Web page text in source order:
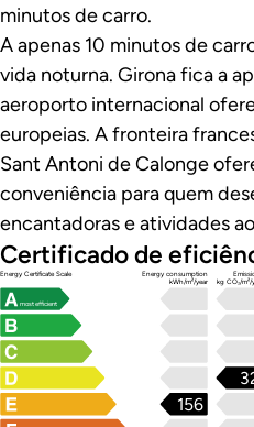
minutos de carro.
A apenas 10 minutos de
vida noturna. Girona fica a
aeroporto internacional
europeias. A fronteira
Sant Antoni de Calonge
conveniência para quem
encantadoras e atividades
Certificado de
Energy Certificate Scale
Energy consumption
kWh/m²/year
kg CO₂/m²/
most efficient
156